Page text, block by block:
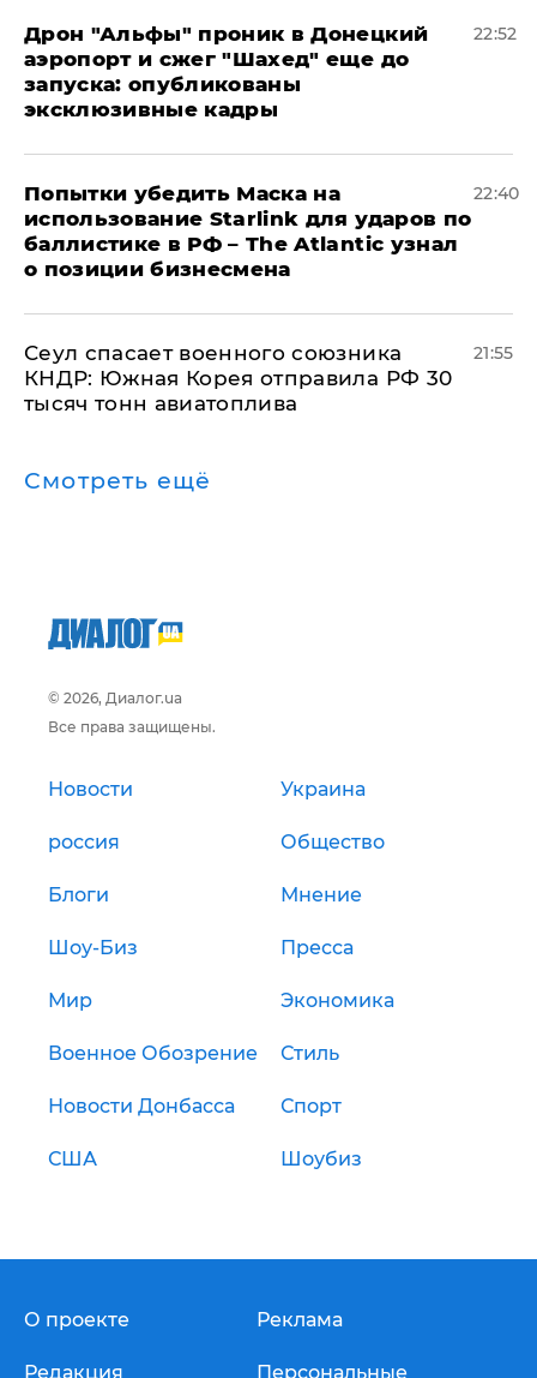
Дрон "Альфы" проник в Донецкий
аэропорт и сжег "Шахед" еще до
запуска: опубликованы
эксклюзивные кадры
22:52
Попытки убедить Маска на
использование Starlink для ударов по
баллистике в РФ – The Atlantic узнал
о позиции бизнесмена
22:40
​Сеул спасает военного союзника
КНДР: Южная Корея отправила РФ 30
тысяч тонн авиатоплива
21:55
Смотреть ещё
© 2026, Диалог.ua
Все права защищены.
Новости Украина
россия Общество
Блоги Мнение
Шоу-Биз Пресса
Мир Экономика
Военное Обозрение Стиль
Новости Донбасса Спорт
США Шоубиз
О проекте
Редакция
Реклама
Персональные